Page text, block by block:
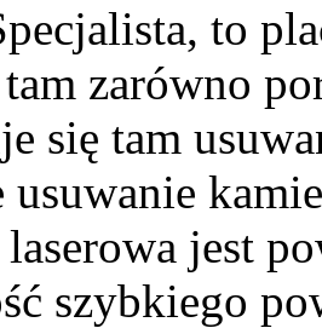
to
tam zarówno
się tam
usuwanie
jest
szybkiego